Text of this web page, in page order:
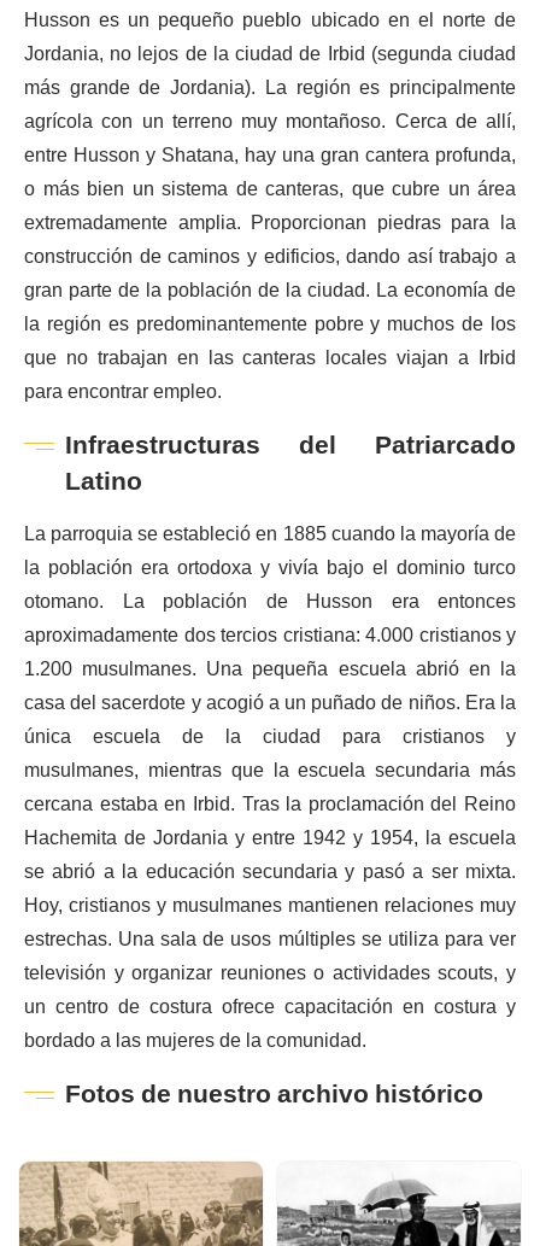
Husson es un pequeño pueblo ubicado en el norte de
Jordania, no lejos de la ciudad de Irbid (segunda ciudad
más grande de Jordania). La región es principalmente
agrícola con un terreno muy montañoso. Cerca de allí,
entre Husson y Shatana, hay una gran cantera profunda,
o más bien un sistema de canteras, que cubre un área
extremadamente amplia. Proporcionan piedras para la
construcción de caminos y edificios, dando así trabajo a
gran parte de la población de la ciudad. La economía de
la región es predominantemente pobre y muchos de los
que no trabajan en las canteras locales viajan a Irbid
para encontrar empleo.
Infraestructuras del Patriarcado
Latino
La parroquia se estableció en 1885 cuando la mayoría de
la población era ortodoxa y vivía bajo el dominio turco
otomano. La población de Husson era entonces
aproximadamente dos tercios cristiana: 4.000 cristianos y
1.200 musulmanes. Una pequeña escuela abrió en la
casa del sacerdote y acogió a un puñado de niños. Era la
única escuela de la ciudad para cristianos y
musulmanes, mientras que la escuela secundaria más
cercana estaba en Irbid. Tras la proclamación del Reino
Hachemita de Jordania y entre 1942 y 1954, la escuela
se abrió a la educación secundaria y pasó a ser mixta.
Hoy, cristianos y musulmanes mantienen relaciones muy
estrechas. Una sala de usos múltiples se utiliza para ver
televisión y organizar reuniones o actividades scouts, y
un centro de costura ofrece capacitación en costura y
bordado a las mujeres de la comunidad.
Fotos de nuestro archivo histórico